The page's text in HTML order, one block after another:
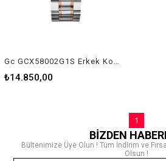
₺14.850,00
1
BİZDEN
Bültenimize Üye Olun ! Tüm İndirim ve
Olsun !